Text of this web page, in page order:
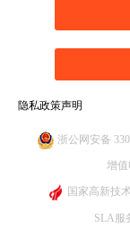
隐私政策声明
浙公网安备
增值
国家高新技
SLA服